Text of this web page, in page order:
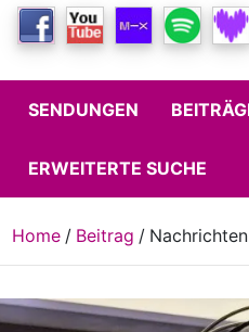
SENDUNGEN
ERWEITERTE SUCHE
Home Beitrag